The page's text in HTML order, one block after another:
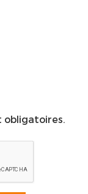
obligatoires.